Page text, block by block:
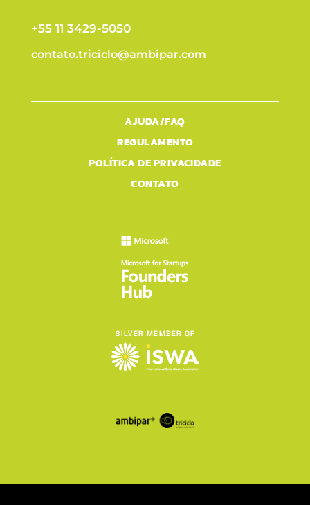
+55 11 3429-5050
contato.triciclo@ambipar.com
AJUDA/FAQ
REGULAMENTO
POLÍTICA DE PRIVACIDADE
CONTATO